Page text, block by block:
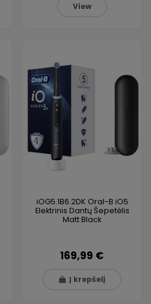
View
iOG5.1B6.2DK Oral-B iO5
Elektrinis Dantų Šepetėlis
Matt Black
169,99 €
Į krepšelį